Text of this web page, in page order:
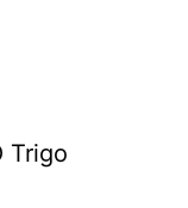
Trigo